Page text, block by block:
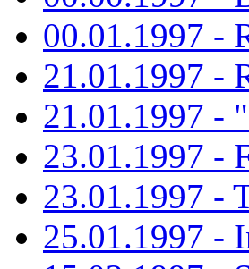
00.01.1997 -
21.01.1997 -
21.01.1997 -
23.01.1997 -
23.01.1997 -
25.01.1997 -